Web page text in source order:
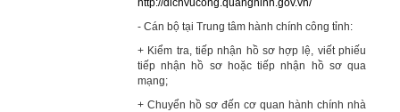
http://dichvucong.quangninh.gov.vn/
- Cán bộ tại Trung tâm hành chính công tỉnh:
+ Kiểm tra, tiếp nhận hồ sơ hợp lệ, viết phiếu
tiếp nhận hồ sơ hoặc tiếp nhận hồ sơ qua
mạng;
+ Chuyển hồ sơ đến cơ quan hành chính nhà